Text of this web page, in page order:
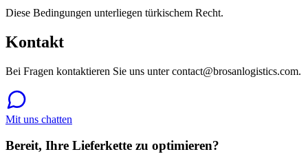
Diese Bedingungen unterliegen türkischem Recht.
Kontakt
Bei Fragen kontaktieren Sie uns unter contact@brosanlogistics.com.
Mit uns chatten
Bereit, Ihre Lieferkette zu optimieren?